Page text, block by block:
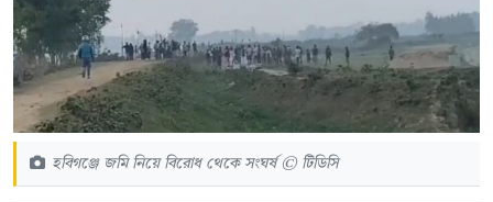
হবিগঞ্জে জমি নিয়ে বিরোধ থেকে সংঘর্ষ © টিডিসি